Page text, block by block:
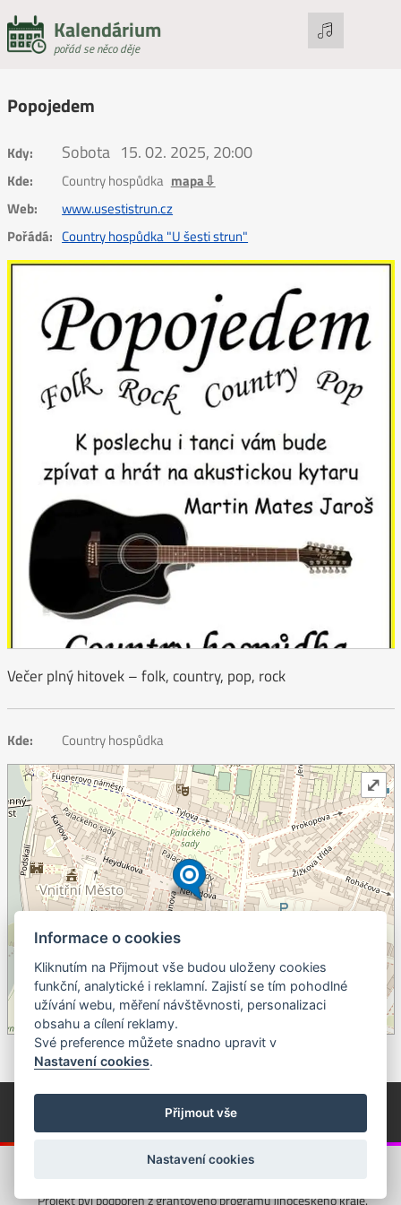
Kalendárium
pořád se něco děje
Popojedem
Kdy: Sobota 15. 02. 2025, 20:00
Kde: Country hospůdka mapa⇩
Web:
www.usestistrun.cz
Pořádá: Country hospůdka "U šesti strun"
Večer plný hitovek – folk, country, pop, rock
Kde: Country hospůdka
©OpenStreetMapcontributors.
⤢
© Píseckem / Kalendárium (Změna programu vyhrazena!)
(Cookies)
© 2018 - 2026 Realizace a správa webu:
Projekt byl podpořen z grantového programu Jihočeského kraje.
Informace o cookies
Kliknutím na Přijmout vše budou uloženy cookies
funkční, analytické i reklamní. Zajistí se tím pohodlné
užívání webu, měření návštěvnosti, personalizaci
obsahu a cílení reklamy.
Své preference můžete snadno upravit v
Nastavení cookies.
Přijmout vše
Nastavení cookies